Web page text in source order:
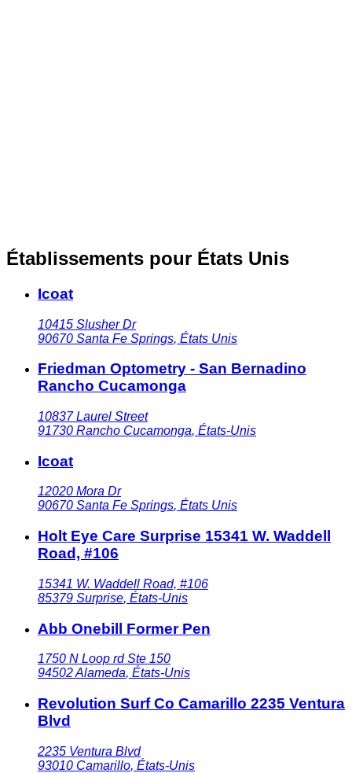
Établissements pour États Unis
Icoat
10415 Slusher Dr
90670 Santa Fe Springs, États Unis
Friedman Optometry - San Bernadino
Rancho Cucamonga
10837 Laurel Street
91730 Rancho Cucamonga, États-Unis
Icoat
12020 Mora Dr
90670 Santa Fe Springs, États Unis
Holt Eye Care Surprise 15341 W. Waddell
Road, #106
15341 W. Waddell Road, #106
85379 Surprise, États-Unis
Abb Onebill Former Pen
1750 N Loop rd Ste 150
94502Alameda, États-Unis
Revolution Surf Co Camarillo 2235 Ventura
Blvd
2235 Ventura Blvd
93010 Camarillo, États-Unis